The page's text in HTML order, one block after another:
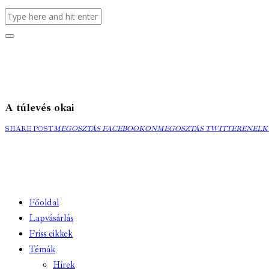
A túlevés okai
SHARE POSTMEGOSZTÁS
MEGOSZTÁS FACEBOOKONMEGOSZTÁS
MEGOSZTÁS TWITTEREN
Főoldal
Lapvásárlás
Friss cikkek
Témák
Hírek